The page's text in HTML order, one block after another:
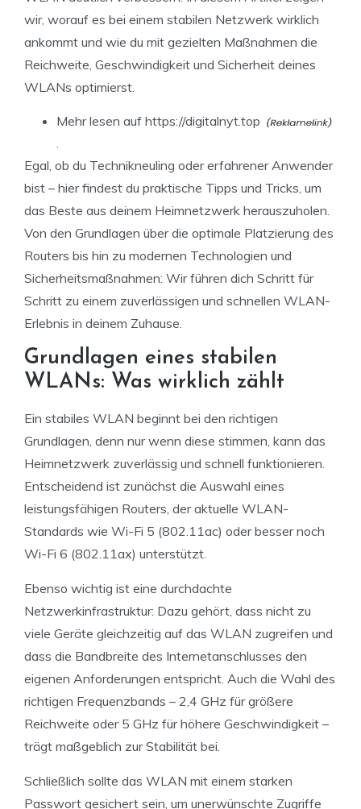
wir, worauf es bei einem stabilen Netzwerk wirklich
ankommt und wie du mit gezielten Maßnahmen die
Reichweite, Geschwindigkeit und Sicherheit deines
WLANs optimierst.
Mehr lesen auf https://digitalnyt.top
Egal, ob du Technikneuling oder erfahrener Anwender
bist – hier findest du praktische Tipps und Tricks, um
das Beste aus deinem Heimnetzwerk herauszuholen.
Von den Grundlagen über die optimale Platzierung des
Routers bis hin zu modernen Technologien und
Sicherheitsmaßnahmen: Wir führen dich Schritt für
Schritt zu einem zuverlässigen und schnellen WLAN-
Erlebnis in deinem Zuhause.
Grundlagen eines stabilen
WLANs: Was wirklich zählt
Ein stabiles WLAN beginnt bei den richtigen
Grundlagen, denn nur wenn diese stimmen, kann das
Heimnetzwerk zuverlässig und schnell funktionieren.
Entscheidend ist zunächst die Auswahl eines
leistungsfähigen Routers, der aktuelle WLAN-
Standards wie Wi-Fi 5 (802.11ac) oder besser noch
Wi-Fi 6 (802.11ax) unterstützt.
Ebenso wichtig ist eine durchdachte
Netzwerkinfrastruktur: Dazu gehört, dass nicht zu
viele Geräte gleichzeitig auf das WLAN zugreifen und
dass die Bandbreite des Internetanschlusses den
eigenen Anforderungen entspricht. Auch die Wahl des
richtigen Frequenzbands – 2,4 GHz für größere
Reichweite oder 5 GHz für höhere Geschwindigkeit –
trägt maßgeblich zur Stabilität bei.
Schließlich sollte das WLAN mit einem starken
Passwort gesichert sein, um unerwünschte Zugriffe